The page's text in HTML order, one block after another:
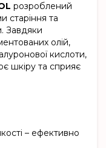
розроблений
старіння та
Завдяки
олій,
кислоти,
шкіру та сприяє
– ефективно